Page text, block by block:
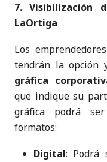
7. Visibilización
LaOrtiga
Los
tendrán la opción
gráfica
que indique su
gráfica podrá
formatos:
Digital: Podrá